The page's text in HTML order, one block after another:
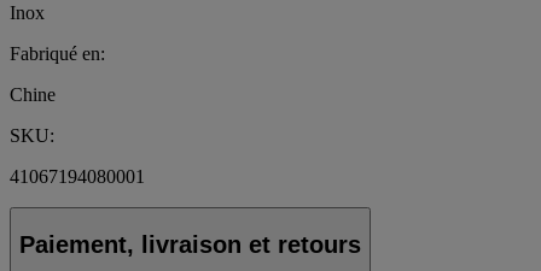
Inox
Fabriqué en:
Chine
SKU:
41067194080001
Paiement, livraison et retours